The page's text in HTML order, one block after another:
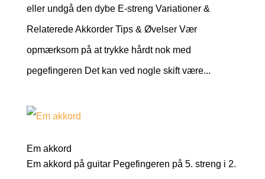
eller undgå den dybe E-streng Variationer &
Relaterede Akkorder Tips & Øvelser Vær
opmærksom på at trykke hårdt nok med
pegefingeren Det kan ved nogle skift være...
Em akkord
Em akkord på guitar Pegefingeren på 5. streng i 2.